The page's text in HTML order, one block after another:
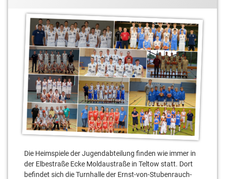
Die Heimspiele der Jugendabteilung finden wie immer in
der Elbestraße Ecke Moldaustraße in Teltow statt. Dort
befindet sich die Turnhalle der Ernst-von-Stubenrauch-